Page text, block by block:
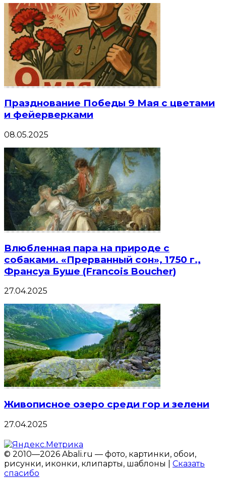
Празднование Победы 9 Мая с цветами
и фейерверками
08.05.2025
Влюбленная пара на природе с
собаками. «Прерванный сон», 1750 г.,
Франсуа Буше (Francois Boucher)
27.04.2025
Живописное озеро среди гор и зелени
27.04.2025
© 2010—2026 Abali.ru — фото, картинки, обои,
рисунки, иконки, клипарты, шаблоны | Сказать
спасибо